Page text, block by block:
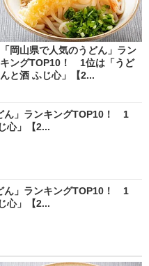
「岡山県で人気のうどん」ラン
キングTOP10！ 1位は「うど
んと酒 ふじ心」【2...
ん」ランキングTOP10！ 1
心」【2...
ん」ランキングTOP10！ 1
心」【2...